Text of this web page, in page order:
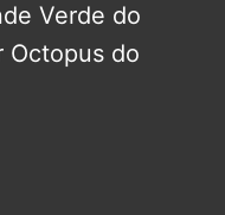
Verde do
Octopus do